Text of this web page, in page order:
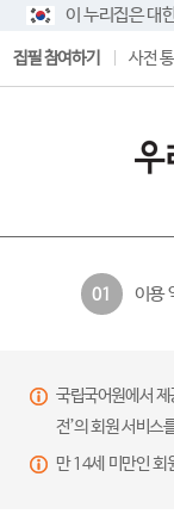
이 누리집은 대
집필 참여하기 사전 통
01 이용
국립국어원에서 제
전’의 회원 서비스
만 14세 미만인 회